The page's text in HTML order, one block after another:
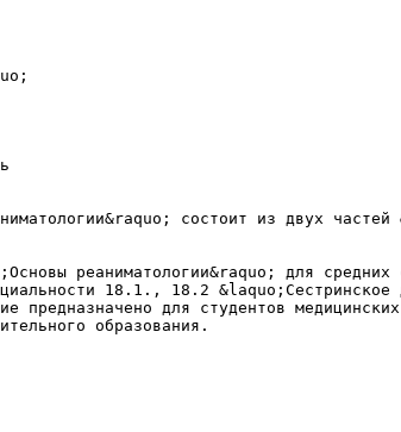
затрагивают все органы и системы. Они возникают в одних органах раньше, в других позже. К гипоксии наиболее чувствительна кора головного мозга. В терминальном состоянии выделяют три фазы или стадии: преагония, агония, клиническая смерть. В преагональном состоянии сознание спутано, мраморность кожных покровов или цианоз, АД падает до нуля, пульс нитевидный, часто аритмичный, дыхание поверхностное,